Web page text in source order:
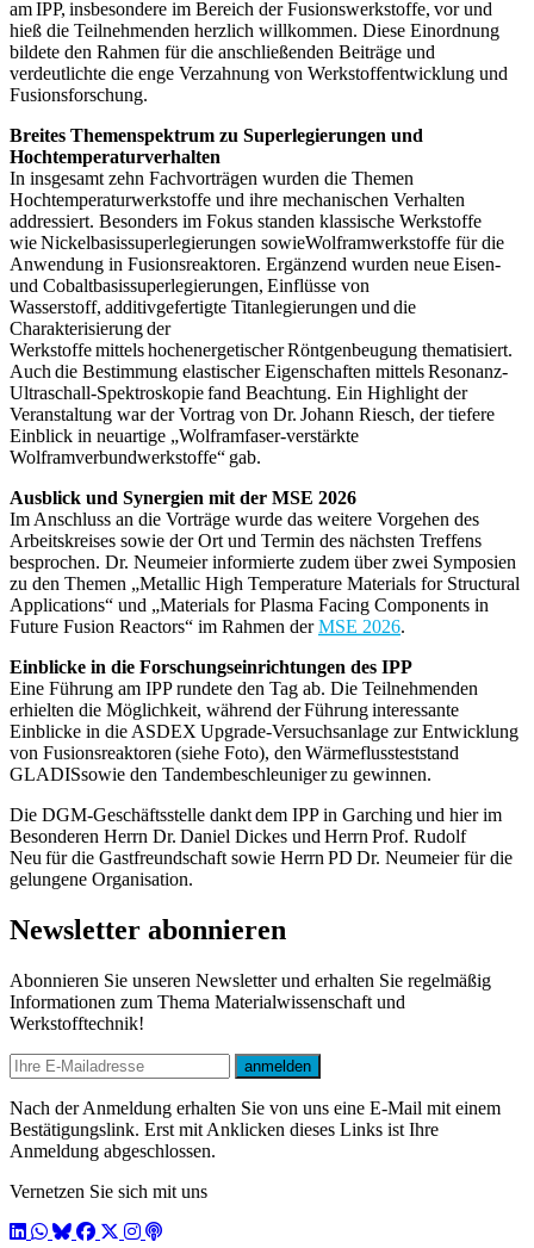
am IPP, insbesondere im Bereich der Fusionswerkstoffe, vor und
hieß die Teilnehmenden herzlich willkommen. Diese Einordnung
bildete den Rahmen für die anschließenden Beiträge und
verdeutlichte die enge Verzahnung von Werkstoffentwicklung und
Fusionsforschung.
Breites Themenspektrum zu Superlegierungen und
Hochtemperaturverhalten
In insgesamt zehn Fachvorträgen wurden die Themen
Hochtemperaturwerkstoffe und ihre mechanischen Verhalten
addressiert. Besonders im Fokus standen klassische Werkstoffe
wie Nickelbasissuperlegierungen sowieWolframwerkstoffe für die
Anwendung in Fusionsreaktoren. Ergänzend wurden neue Eisen-
und Cobaltbasissuperlegierungen, Einflüsse von
Wasserstoff, additivgefertigte Titanlegierungen und die
Charakterisierung der
Werkstoffe mittels hochenergetischer Röntgenbeugung thematisiert.
Auch die Bestimmung elastischer Eigenschaften mittels Resonanz-
Ultraschall-Spektroskopie fand Beachtung. Ein Highlight der
Veranstaltung war der Vortrag von Dr. Johann Riesch, der tiefere
Einblick in neuartige „Wolframfaser-verstärkte
Wolframverbundwerkstoffe“ gab.
Ausblick und Synergien mit der MSE 2026
Im Anschluss an die Vorträge wurde das weitere Vorgehen des
Arbeitskreises sowie der Ort und Termin des nächsten Treffens
besprochen. Dr. Neumeier informierte zudem über zwei Symposien
zu den Themen „Metallic High Temperature Materials for Structural
Applications“ und „Materials for Plasma Facing Components in
Future Fusion Reactors“ im Rahmen derMSE 2026.
Einblicke in die Forschungseinrichtungen des IPP
Eine Führung am IPP rundete den Tag ab. Die Teilnehmenden
erhielten die Möglichkeit, während der Führung interessante
Einblicke in die ASDEX Upgrade-Versuchsanlage zur Entwicklung
von Fusionsreaktoren (siehe Foto), den Wärmeflussteststand
GLADISsowie den Tandembeschleuniger zu gewinnen.
Die DGM-Geschäftsstelle dankt dem IPP in Garching und hier im
Besonderen Herrn Dr. Daniel Dickes und Herrn Prof. Rudolf
Neu für die Gastfreundschaft sowie Herrn PD Dr. Neumeier für die
gelungene Organisation.
Newsletter abonnieren
Abonnieren Sie unseren Newsletter und erhalten Sie regelmäßig
Informationen zum Thema Materialwissenschaft und
Werkstofftechnik!
E-mail
anmelden
Nach der Anmeldung erhalten Sie von uns eine E-Mail mit einem
Bestätigungslink. Erst mit Anklicken dieses Links ist Ihre
Anmeldung abgeschlossen.
Vernetzen Sie sich mit uns
LinkedIn
WhatsApp
BlueSky
Facebook
X / Twitter
Instagram
Podcast